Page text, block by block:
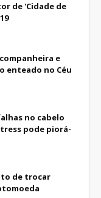
de 'Cidade de
e
enteado no Céu
no cabelo
pode piorá-
de trocar